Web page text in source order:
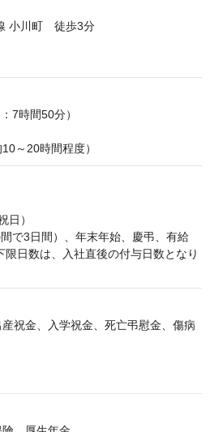
小川町　徒歩3分
7時間50分）
～20時間程度）
日）
で3日間）、年末年始、慶弔、有給
日数は、入社直後の付与日数となり
祝金、入学祝金、死亡弔慰金、傷病